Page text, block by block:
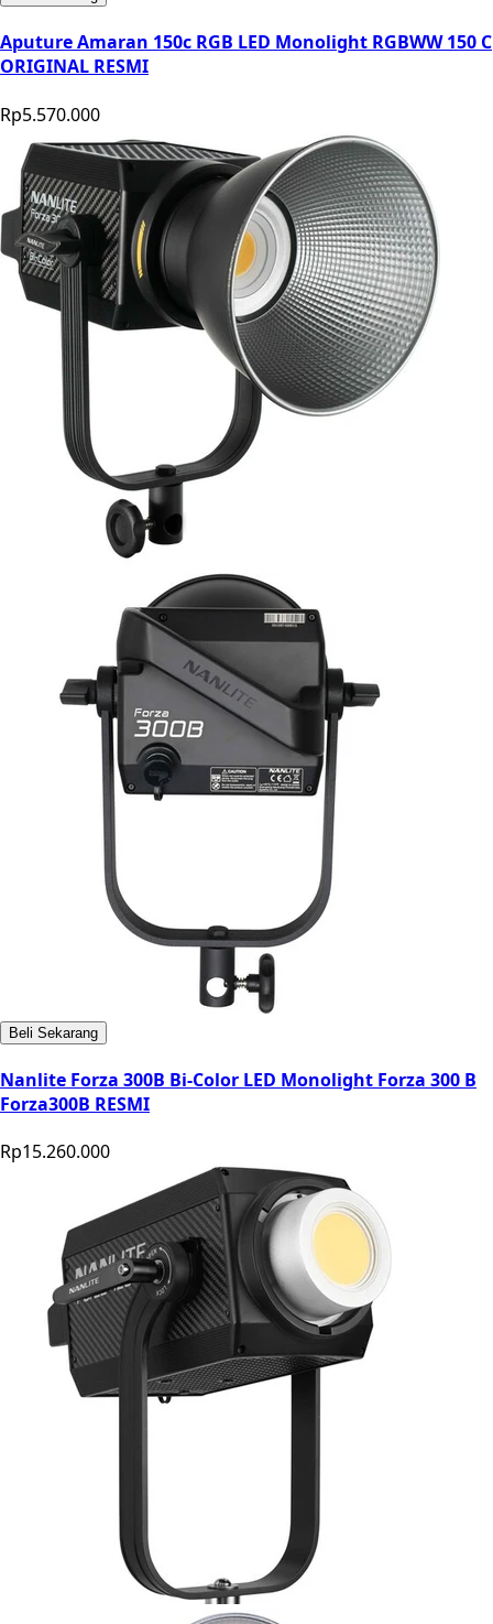
Aputure Amaran 150c RGB LED Monolight RGBWW 150 C
ORIGINAL RESMI
Rp5.570.000
Beli Sekarang
Nanlite Forza 300B Bi-Color LED Monolight Forza 300 B
Forza300B RESMI
Rp15.260.000